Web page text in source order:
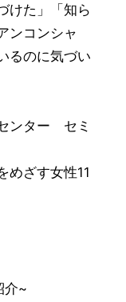
けた」「知ら
ンコンシャ
るのに気づい
ンター セミ
めざす女性11
介~